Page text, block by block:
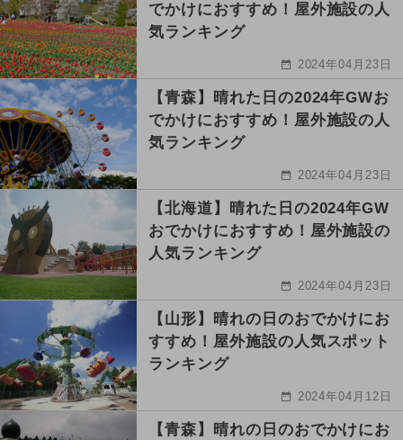
でかけにおすすめ！屋外施設の人
気ランキング
2024年04月23日
【青森】晴れた日の2024年GWお
でかけにおすすめ！屋外施設の人
気ランキング
2024年04月23日
【北海道】晴れた日の2024年GW
おでかけにおすすめ！屋外施設の
人気ランキング
2024年04月23日
【山形】晴れの日のおでかけにお
すすめ！屋外施設の人気スポット
ランキング
2024年04月12日
【青森】晴れの日のおでかけにお